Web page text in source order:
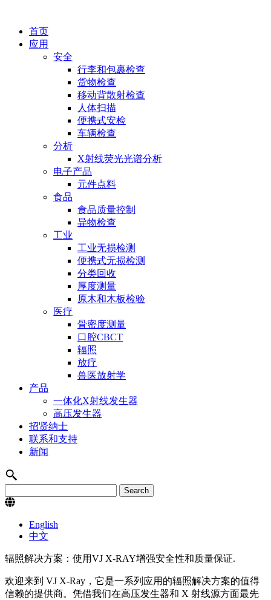
首页
应用
安全
行李和包裹检查
货物检查
移动背散射检查
人体扫描
便携式安检
车辆检查
分析
X射线荧光光谱分析
电子产品
元件点料
食品
食品质量控制
异物检查
工业
工业无损检测
便携式无损检测
分类回收
厚度测量
原木和木板检验
医疗
骨密度测量
口腔CBCT
辐照
放疗
兽医放射学
产品
一体化X射线发生器
高压发生器
招贤纳士
联系和支持
新闻
English
中文
辐照解决方案：使用VJ X-RAY增强安全性和质量保证.
欢迎来到 VJ X-Ray，它是一系列应用的辐照解决方案的值得
信赖的提供商。凭借我们在高压发生器和 X 射线源方面最先